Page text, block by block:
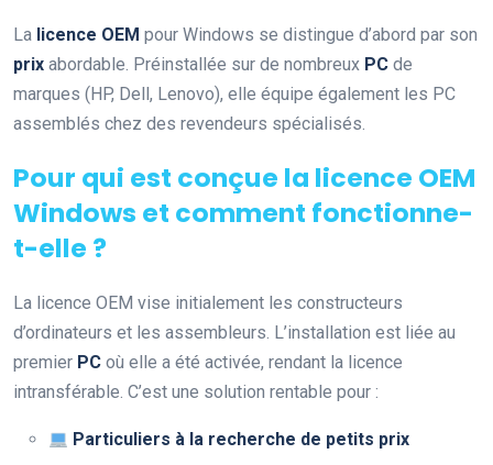
La licence OEM pour Windows se distingue d’abord par son
prix abordable. Préinstallée sur de nombreux PC de
marques (HP, Dell, Lenovo), elle équipe également les PC
assemblés chez des revendeurs spécialisés.
Pour qui est conçue la licence OEM
Windows et comment fonctionne-
t-elle ?
La licence OEM vise initialement les constructeurs
d’ordinateurs et les assembleurs. L’installation est liée au
premier PC où elle a été activée, rendant la licence
intransférable. C’est une solution rentable pour :
Particuliers à la recherche de petits prix